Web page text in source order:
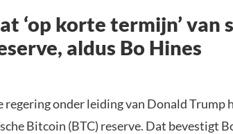
‘op korte termijn’ van
aldus Bo Hines
regering onder leiding van Donald Trump
Bitcoin (BTC) reserve. Dat bevestigt